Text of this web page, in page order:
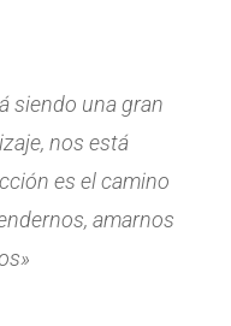
siendo una gran
nos está
es el camino
amarnos